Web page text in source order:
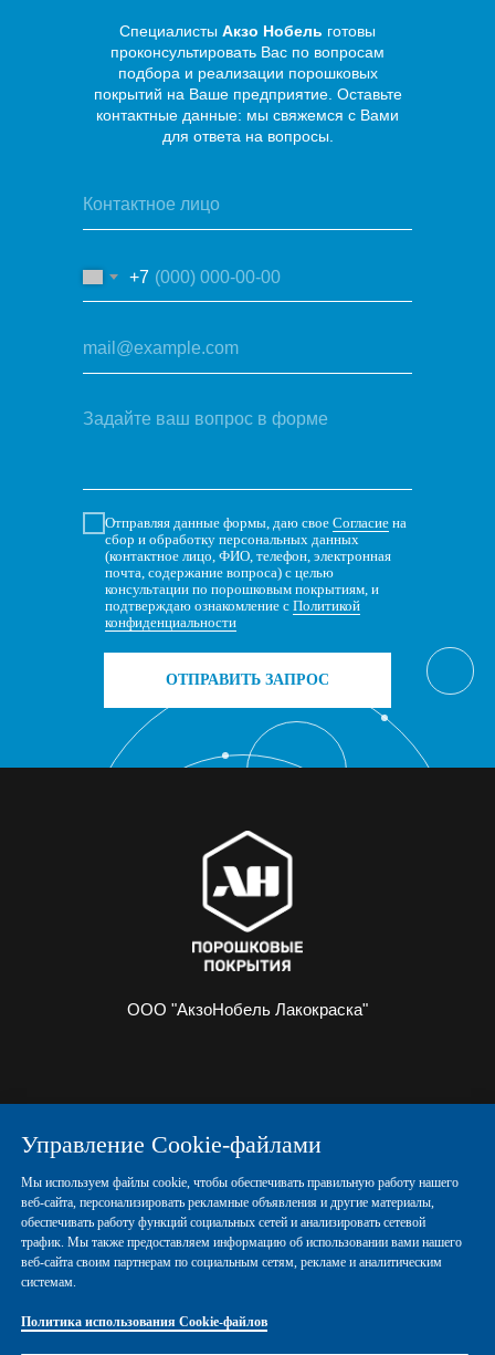
Управление Cookie-файлами
Мы используем файлы cookie, чтобы обеспечивать правильную работу нашего
веб-сайта, персонализировать рекламные объявления и другие материалы,
обеспечивать работу функций социальных сетей и анализировать сетевой
трафик. Мы также предоставляем информацию об использовании вами нашего
веб-сайта своим партнерам по социальным сетям, рекламе и аналитическим
системам.
Политика использования Cookie-файлов
Специалисты Акзо Нобель готовы
проконсультировать Вас по вопросам
подбора и реализации порошковых
покрытий на Ваше предприятие. Оставьте
контактные данные: мы свяжемся с Вами
для ответа на вопросы.
+7
Отправляя данные формы, даю свое Согласие на
сбор и обработку персональных данных
(контактное лицо, ФИО, телефон, электронная
почта, содержание вопроса) с целью
консультации по порошковым покрытиям, и
подтверждаю ознакомление с Политикой
конфиденциальности
ОТПРАВИТЬ ЗАПРОС
ООО "АкзоНобель Лакокраска"
ПОРОШКОВЫЕ КРАСКИ КОНТАКТЫ
Политика конфиденциальности
Правовые положения